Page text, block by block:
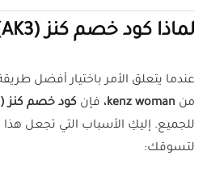
لماذا كود خصم كنز (AK3) هو الأفضل؟
عندما يتعلق الأمر باختيار أفضل
من kenz woman، فإن كود خصم كنز (AK3)
للجميع. إليكِ الأسباب التي تجعل هذا
لتسوقك: